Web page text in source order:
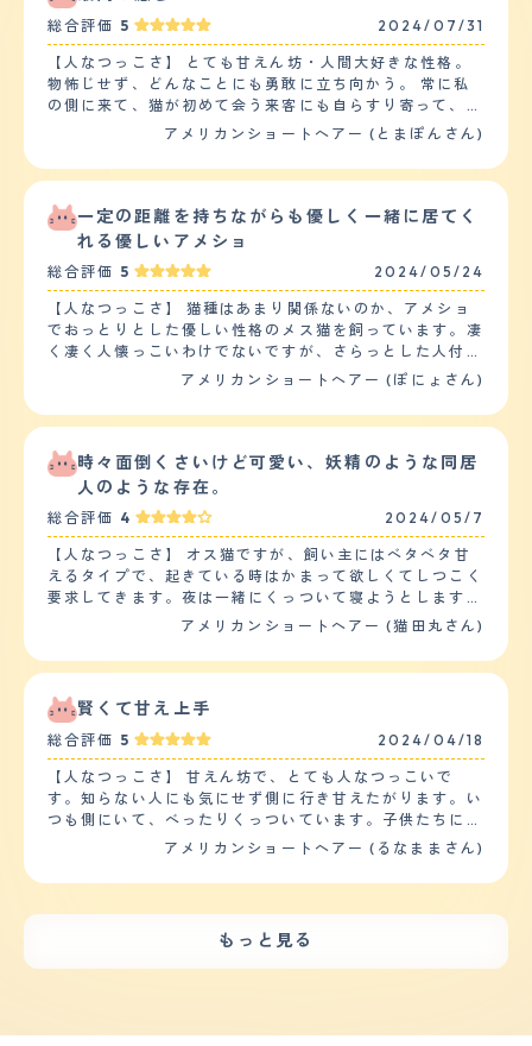
総合評価 5 2024/07/31
【人なつっこさ】 とても甘えん坊・人間大好きな性格。
物怖じせず、どんなことにも勇敢に立ち向かう。 常に私
の側に来て、猫が初めて会う来客にも自らすり寄って、来
客を歓迎する。 人間が大好きなので、窓の外にガス作業
私の頭の横や足の間でお腹を上にしながら爆睡している。
多少乱暴に扱われてもじっと我慢をしてすぐに攻撃仕返す
事がない。 【落ち着き】 基本、窓辺かソファーに横にな
っており、騒がしい！と感じる事が全くない。 時々走り
回るが、普段はゆっくり家の中を散策し、満足するとお気
に入りスポットで横になっている。 突然暴れて物を落と
す事も一度もなく、常に大人しい。 【しつけやすさ】 お
やつを与える際に「トン(おてのような)」を教えたら、数
日で覚えてくれ、おやつを見るとこちらから何も言わなく
てもトンをしてくれる。 爪切りがとても苦手で、子猫の
切りをするとおやつがもらえる」と理解してくれたので、
すんなりと爪を切らせてくれる。 【お手入れ】 猫なので
やはり抜け毛は通年ゴッソリとすごいですが、短毛種なの
でシャンプーの必要がなく、目やにもほとんど出ないので
あまりお手入れをする必要がなく楽。 ブラッシングは３
日に一回ほどで、頻繁に行う必要がない。 一度血尿が出
てしまい受診したところ「ストルバイト尿症」にかかって
しまい、獣医師に相談した結果、小麦などが体質に合わな
いので治療食を与えている。 去勢手術を行った事や、ア
メリカンショートヘアの元の体質により、体重が増えやす
を探して「ナォーン」と鳴くが、ほとんど鳴くことがな
よ！」と教えてくれる。 目が合ったり、突然触れたりす
ると「んん～？」と鳴いて近づいてくる。 【総評】 甘え
ん坊なので、常に側に来てくれたり、トイレや寝室など、
どこに行くにも付いてきて「護衛」をしてくれるのがとて
も嬉しい。 冬は私の膝の上に来る事が多く、ゴロゴロ喉
を鳴らしながらヨダレを垂らし、全身で喜びを表現してく
れるので、更に可愛がりたくなる。 朝も毎日同じ時間
に、私の頬をペチペチ叩いて起こしに来てくれるので、規
りの大切さ」を学べるきっかけとなった。
アメリカンショートヘアー (とまぽんさん)
一定の距離を持ちながらも優しく一緒に居てく
れる優しいアメショ
総合評価 5 2024/05/24
【人なつっこさ】 猫種はあまり関係ないのか、アメショ
でおっとりとした優しい性格のメス猫を飼っています。凄
く凄く人懐っこいわけでないですが、さらっとした人付き
合いでおしとやかです。よほどうるさいとか騒ぐとかなけ
れば、軽く誰とでも触れ合える人懐っこさはあります。し
かし、あまりデレデレでなくあくまで軽く触れ合う程度で
るか逃げてしまいます。人なつっこさは中のちょっと上く
らいでしょうか。 【落ち着き】 落ち着きはかなりぴか一
です。これは猫種というより完全にこの猫の性格です。常
におっとりとしており、逆にあまり騒いでいるところをみ
たことがありません。たまに用を足した後にハイになるく
らいで、それ以外はマイペースにひっそりとのんびりして
います。 【しつけやすさ】 しつけやすさもさほど困るこ
とはありません。ただ、他の猫ちゃんも同じだと思います
が爪切りは機嫌が良くないと難しいものですね。トイレも
もないので、猫のなかでは飼いやすい方です。猫なのでし
つけはありませんが、爪だけできるだけ伸びすぎないよう
タイミングを見て切っています。 【お手入れ】 あまりブ
ラッシングがそれほど好きな性格ではありません。めちゃ
くちゃ嫌いというわけでもないので、近寄って嫌がらない
ときは軽くブラッシングをしてあげる程度です。アメショ
なのでそれほど毛も長くないので良い点だと思います。今
まで体調に問題があった事は一度もありません。せいぜ
い、便通だけ気をつけて様子をみて餌や水分を上げている
ず健康体そのものの猫ちゃんで助かっています。 【鳴き
近づいてきてお腹が空いてくるとミャーミャー鳴いて催促
してくるくらいですが、全くの不快感もないレベルです。
時間になり餌をやれば、今までのはなんだったのかという
です。しかし、逆にあまり慣れ慣れしく関わろうとすると
アメリカンショートヘアー (ぽにょさん)
時々面倒くさいけど可愛い、妖精のような同居
人のような存在。
総合評価 4 2024/05/7
【人なつっこさ】 オス猫ですが、飼い主にはベタベタ甘
えるタイプで、起きている時はかまって欲しくてしつこく
要求してきます。夜は一緒にくっついて寝ようとします。
反面、けっこうな人見知りです。知らない人が触ると怒っ
て、時おり手が出ます。しかし、何故か女の人には自分か
ら近づいていきます。動物病院に連れて行くと、他の動物
外の生物とはまったく相性というものがないと思われま
す。 【落ち着き】 日中のほとんどを寝て過ごすのであま
り手がかかりません。しかし、朝起きた時と、遊ぶ時間、
トイレの前後に全速力で疾走し、鳴き声が大きくなりま
す。日に数度、何かを要求する時もまとわりついてきて諦
めることがありません。 【しつけやすさ】 猫なのでしつ
けらしいしつけは訓練した覚えがありません。トイレの場
所さえ自分で認識すれば、後は自分で勝手に用を足しま
は毎日３０分ほど必要です。 【お手入れ】 短毛種でさわ
り心地はさらさらしています。年に２度換毛期がやってく
アメリカンショートヘアー (猫田丸さん)
賢くて甘え上手
総合評価 5 2024/04/18
【人なつっこさ】 甘えん坊で、とても人なつっこいで
す。知らない人にも気にせず側に行き甘えたがります。い
つも側にいて、べったりくっついています。子供たちに
は、自分が年上と思っているのか、どちらかというと母親
り添っている感じで、子供から嫌なことをされてもむやみ
し一呼吸おいて物事をみている感じです。感情だけで動く
着いてきました。 【しつけやすさ】 しつけしやすいと思
アメリカンショートヘアー (るなままさん)
もっと見る